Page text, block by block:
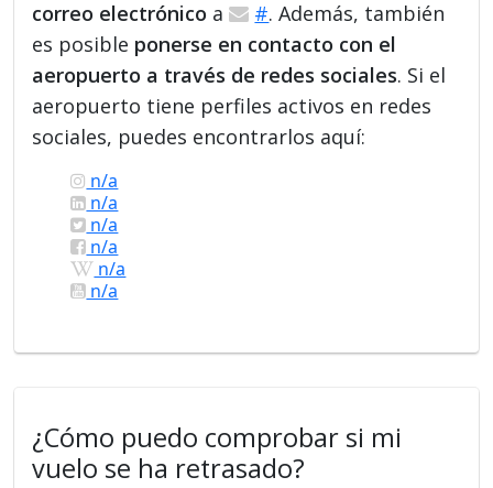
correo electrónico a #. Además, también
es posible ponerse en contacto con el
aeropuerto a través de redes sociales. Si el
aeropuerto tiene perfiles activos en redes
sociales, puedes encontrarlos aquí:
n/a
n/a
n/a
n/a
n/a
n/a
¿Cómo puedo comprobar si mi
vuelo se ha retrasado?